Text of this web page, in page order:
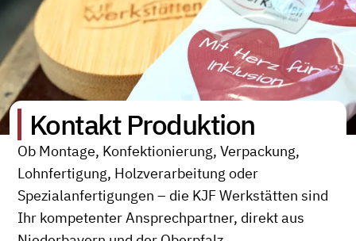
Kontakt Produktion
Ob Montage, Konfektionierung, Verpackung,
Lohnfertigung, Holzverarbeitung oder
Spezialanfertigungen – die KJF Werkstätten sind
Ihr kompetenter Ansprechpartner, direkt aus